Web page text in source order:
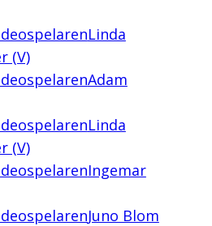
Linda
(V)
Adam
Linda
(V)
Ingemar
Juno Blom